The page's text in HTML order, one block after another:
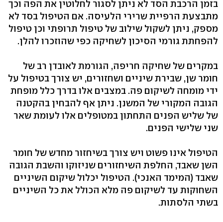
בזמן הרכבת הסד לא ניתן לסגור לחלוטין את הפה וכך
מתבצעת הרפיית שרירי הלעיסה. אם הטיפול בסד לא
מספק, ניתן לשקול שילוב של טיפול תרופתי וכן טיפול
להפחתת גורמי הסיכון לשחיקה כפי שהוזכרו להלן.
במקרים של שחיקה חריפה, הגורמת לאובדן רב של
חומר שן, שבירת שיניים ושחזורים, יש צורך בטיפול על
ידי מומחה לשיקום פה. במצבים אלו בדרך כלל מופחת
הגובה המקורי של המשנן. ניתן אף להבחין בהקטנה
של שליש הפנים התחתון במטופלים אלו לעומת שאר
שני שלישי הפנים.
הטיפול אינו פשוט ויש צורך בשיחזור מחדש של חומר
השן שאבד, החלפת השיחזורים שניזוקו והשבת הגובה
שאבד (המימד האנכי). הטיפול יכלול שיקום השיניים
השחוקות עד לשיקום פה מלא הכולל את כל השיניים
בשתי הלסתות.